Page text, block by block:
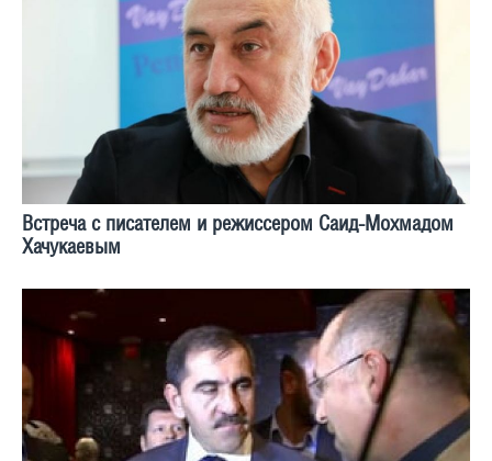
Встреча с писателем и режиссером Саид-Мохмадом
Хачукаевым